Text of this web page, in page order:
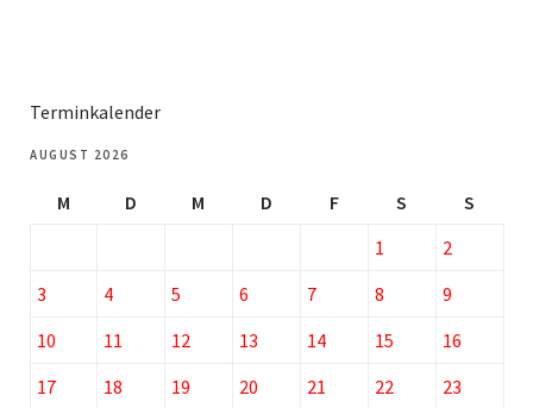
Terminkalender
AUGUST 2026
M D M D F S
S
1
2
3
4 5 6 7 8
9
10
11 12 13 14 15
16
17
18 19 20 21 22
23